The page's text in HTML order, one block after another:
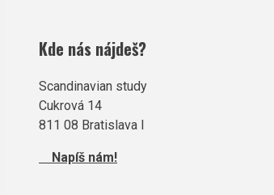
Kde nás nájdeš?
Scandinavian study
Cukrová 14
811 08 Bratislava I
Napíš nám!